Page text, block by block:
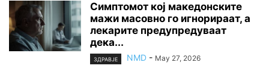
Симптомот кој македонските
мажи масовно го игнорираат, а
лекарите предупредуваат
дека...
ЗДРАВЈЕ NMD - May 27, 2026